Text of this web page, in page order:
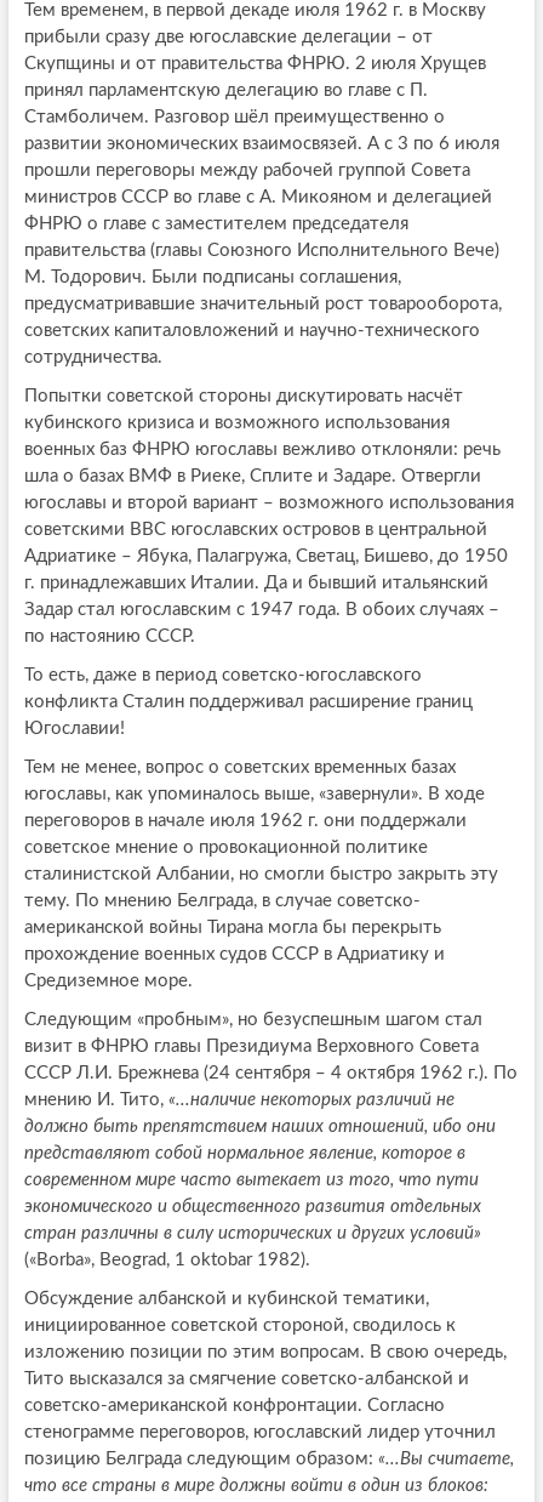
Тем временем, в первой декаде июля 1962 г. в Москву
прибыли сразу две югославские делегации – от
Скупщины и от правительства ФНРЮ. 2 июля Хрущев
принял парламентскую делегацию во главе с П.
Стамболичем. Разговор шёл преимущественно о
развитии экономических взаимосвязей. А с 3 по 6 июля
прошли переговоры между рабочей группой Совета
министров СССР во главе с А. Микояном и делегацией
ФНРЮ о главе с заместителем председателя
правительства (главы Союзного Исполнительного Вече)
М. Тодорович. Были подписаны соглашения,
предусматривавшие значительный рост товарооборота,
советских капиталовложений и научно-технического
сотрудничества.
Попытки советской стороны дискутировать насчёт
кубинского кризиса и возможного использования
военных баз ФНРЮ югославы вежливо отклоняли: речь
шла о базах ВМФ в Риеке, Сплите и Задаре. Отвергли
югославы и второй вариант – возможного использования
советскими ВВС югославских островов в центральной
Адриатике – Ябука, Палагружа, Светац, Бишево, до 1950
г. принадлежавших Италии. Да и бывший итальянский
Задар стал югославским с 1947 года. В обоих случаях –
по настоянию СССР.
То есть, даже в период советско-югославского
конфликта Сталин поддерживал расширение границ
Югославии!
Тем не менее, вопрос о советских временных базах
югославы, как упоминалось выше, «завернули». В ходе
переговоров в начале июля 1962 г. они поддержали
советское мнение о провокационной политике
сталинистской Албании, но смогли быстро закрыть эту
тему. По мнению Белграда, в случае советско-
американской войны Тирана могла бы перекрыть
прохождение военных судов СССР в Адриатику и
Средиземное море.
Следующим «пробным», но безуспешным шагом стал
визит в ФНРЮ главы Президиума Верховного Совета
СССР Л.И. Брежнева (24 сентября – 4 октября 1962 г.). По
мнению И. Тито, «...наличие некоторых различий не
должно быть препятствием наших отношений, ибо они
представляют собой нормальное явление, которое в
современном мире часто вытекает из того, что пути
экономического и общественного развития отдельных
стран различны в силу исторических и других условий»
(«Borba», Beograd, 1 oktobar 1982).
Обсуждение албанской и кубинской тематики,
инициированное советской стороной, сводилось к
изложению позиции по этим вопросам. В свою очередь,
Тито высказался за смягчение советско-албанской и
советско-американской конфронтации. Согласно
стенограмме переговоров, югославский лидер уточнил
позицию Белграда следующим образом: «...Вы считаете,
что все страны в мире должны войти в один из блоков: